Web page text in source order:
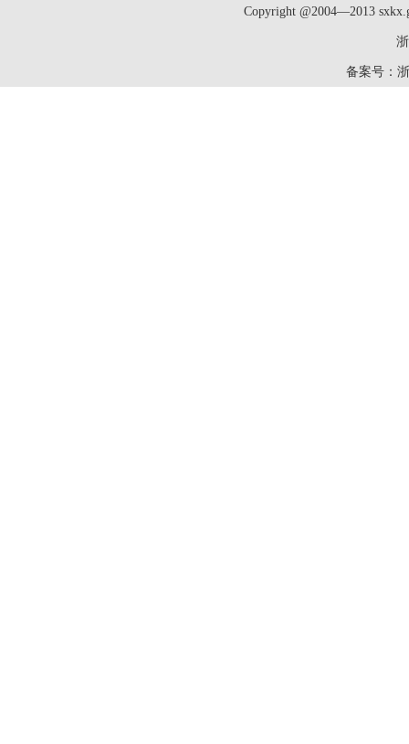
Copyright @2004—2013
备案号：